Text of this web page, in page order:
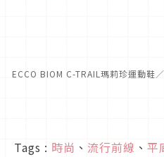
ECCO BIOM C-TRAIL瑪莉珍運動鞋
Tags : 時尚 、 流行前線 、 平